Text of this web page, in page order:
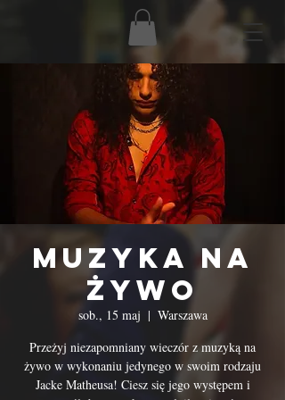
Muzyka na
Żywo
sob., 15 maj
  |
Warszawa
Przeżyj niezapomniany wieczór z muzyką na
żywo w wykonaniu jedynego w swoim rodzaju
Jacke Matheusa! Ciesz się jego występem i